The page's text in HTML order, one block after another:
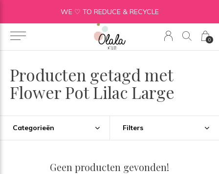
0
WE ♡ TO REDUCE & RECYCLE
Producten getagd met
Flower Pot Lilac Large
Categorieën Filters
Geen producten gevonden!